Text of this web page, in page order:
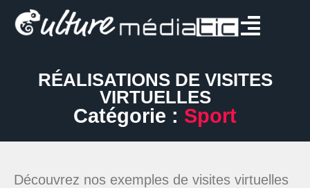
RÉALISATIONS DE VISITES
VIRTUELLES
Catégorie : Sport
Découvrez nos exemples de visites virtuelles